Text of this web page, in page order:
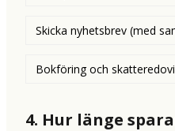
Skicka nyhetsbrev (med
Bokföring och
4. Hur länge